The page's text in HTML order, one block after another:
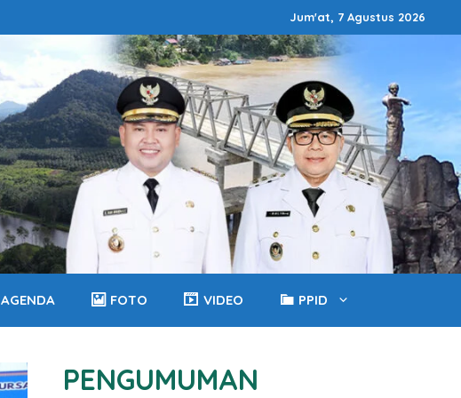
Jum'at, 7 Agustus 2026
AGENDA FOTO VIDEO PPID
PENGUMUMAN